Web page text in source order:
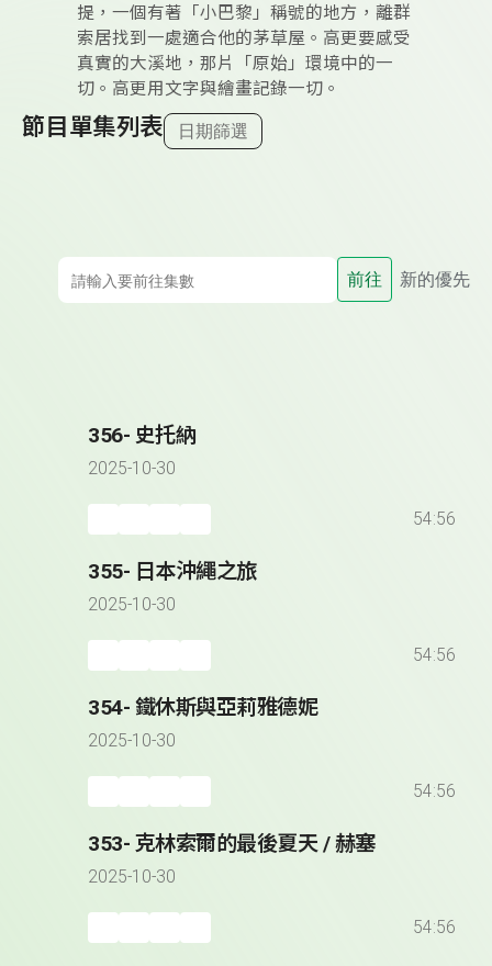
提，一個有著「小巴黎」稱號的地方，離群
索居找到一處適合他的茅草屋。高更要感受
真實的大溪地，那片「原始」環境中的一
切。高更用文字與繪畫記錄一切。
節目單集列表 日期篩選
前往 新的優先
356- 史托納
2025-10-30
54:56
355- 日本沖繩之旅
2025-10-30
54:56
354- 鐵休斯與亞莉雅德妮
2025-10-30
54:56
353- 克林索爾的最後夏天 / 赫塞
2025-10-30
54:56